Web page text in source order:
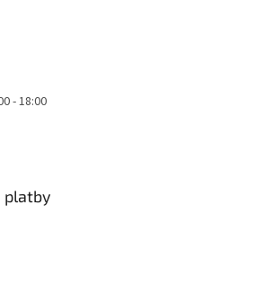
- 18:00
platby